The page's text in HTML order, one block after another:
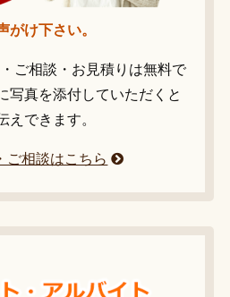
がけ下さい。
ご相談・お見積りは無料で
写真を添付していただくと
えできます。
ご相談はこちら